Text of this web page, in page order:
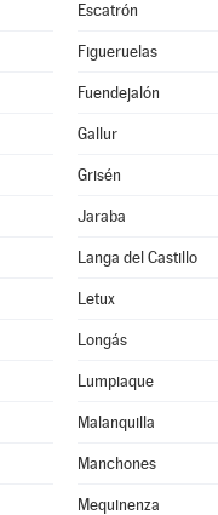
Escatrón
Figueruelas
Fuendejalón
Gallur
Grisén
Jaraba
Langa del Castillo
Letux
Longás
Lumpiaque
Malanquilla
Manchones
Mequinenza